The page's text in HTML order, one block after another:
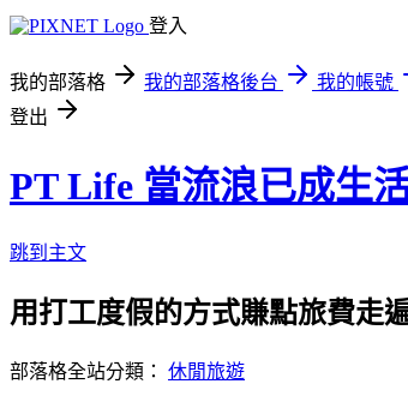
登入
我的部落格 我的部落格後台
我的帳號
登出
PT Life 當流浪已成生
跳到主文
用打工度假的方式賺點旅費走
部落格全站分類： 休閒旅遊